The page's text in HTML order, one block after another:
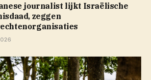
journalist lijkt Israëlische
zeggen